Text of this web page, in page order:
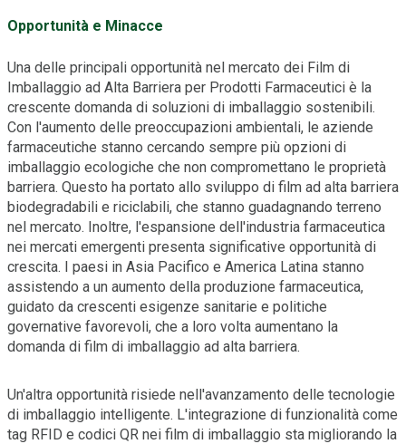
Opportunità e Minacce
Una delle principali opportunità nel mercato dei Film di
Imballaggio ad Alta Barriera per Prodotti Farmaceutici è la
crescente domanda di soluzioni di imballaggio sostenibili.
Con l'aumento delle preoccupazioni ambientali, le aziende
farmaceutiche stanno cercando sempre più opzioni di
imballaggio ecologiche che non compromettano le proprietà
barriera. Questo ha portato allo sviluppo di film ad alta barriera
biodegradabili e riciclabili, che stanno guadagnando terreno
nel mercato. Inoltre, l'espansione dell'industria farmaceutica
nei mercati emergenti presenta significative opportunità di
crescita. I paesi in Asia Pacifico e America Latina stanno
assistendo a un aumento della produzione farmaceutica,
guidato da crescenti esigenze sanitarie e politiche
governative favorevoli, che a loro volta aumentano la
domanda di film di imballaggio ad alta barriera.
Un'altra opportunità risiede nell'avanzamento delle tecnologie
di imballaggio intelligente. L'integrazione di funzionalità come
tag RFID e codici QR nei film di imballaggio sta migliorando la